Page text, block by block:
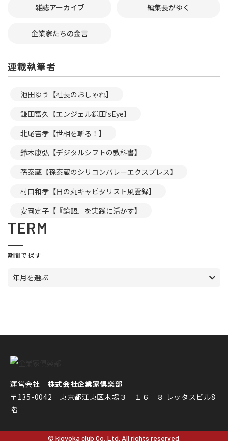
雑誌アーカイブ 編集長がゆく
企業家たちの金言
連載執筆者
池田ゆう【社長のおしゃれ】
鎌田富久【エンジェル鎌田’sEye】
北尾吉孝【世相を斬る！】
鈴木康弘【デジタルシフトの教科書】
孫泰蔵【孫泰蔵のシリコンバレーエクスプレス】
村口和孝【日の丸キャピタリスト風雲録】
安岡定子【『論語』を実践に活かす】
TERM
期間で探す
年月を選ぶ
運営会社｜ 株式会社企業家倶楽部
〒135-0042 東京都江東区木場３－１６－８ レッタスビル8
階
© kigyoka club Co.,Ltd. All rights reserved.